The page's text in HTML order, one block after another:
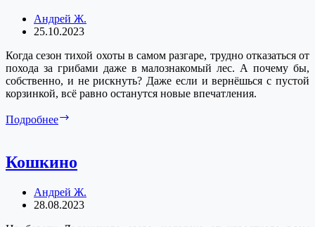
Андрей Ж.
25.10.2023
Когда сезон тихой охоты в самом разгаре, трудно отказаться от
похода за грибами даже в малознакомый лес. А почему бы,
собственно, и не рискнуть? Даже если и вернёшься с пустой
корзинкой, всё равно останутся новые впечатления.
Подробнее
Кошкино
Андрей Ж.
28.08.2023